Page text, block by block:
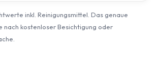
inkl. Reinigungsmittel. Das genaue
nach kostenloser Besichtigung oder